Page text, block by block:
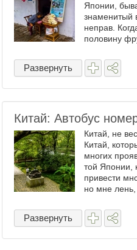
Японии,
знаменитый
неправ.
половину
некоторые
это, когда ...
Развернуть
Китай: Автобус
Китай, не
Китай,
многих
той Японии,
привести
но мне лень,
скажу, чем
Развернуть